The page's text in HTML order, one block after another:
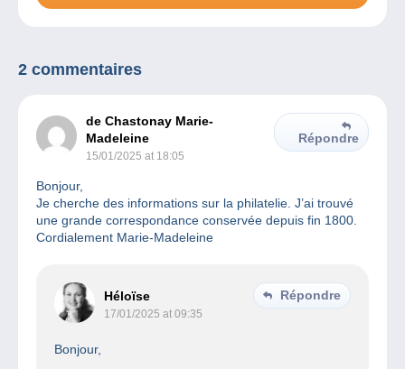
2 commentaires
de Chastonay Marie-
Madeleine
15/01/2025 at 18:05
Répondre
Bonjour,
Je cherche des informations sur la philatelie. J’ai trouvé
une grande correspondance conservée depuis fin 1800.
Cordialement Marie-Madeleine
Héloïse
17/01/2025 at 09:35
Répondre
Bonjour,